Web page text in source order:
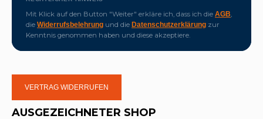
Mit Klick auf den Button "Weiter" erkläre ich, dass ich die AGB
die Widerrufsbelehrung und die Datenschutzerklärung zur
Kenntnis genommen haben und diese akzeptiere.
VERTRAG WIDERRUFEN
AUSGEZEICHNETER SHOP